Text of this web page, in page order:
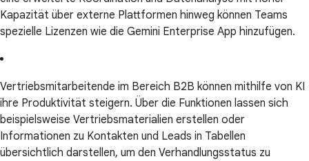
Kapazität über externe Plattformen hinweg können Teams
spezielle Lizenzen wie die Gemini Enterprise App hinzufügen.
Vertriebsmitarbeitende im Bereich B2B können mithilfe von KI
ihre Produktivität steigern. Über die Funktionen lassen sich
beispielsweise Vertriebsmaterialien erstellen oder
Informationen zu Kontakten und Leads in Tabellen
übersichtlich darstellen, um den Verhandlungsstatus zu